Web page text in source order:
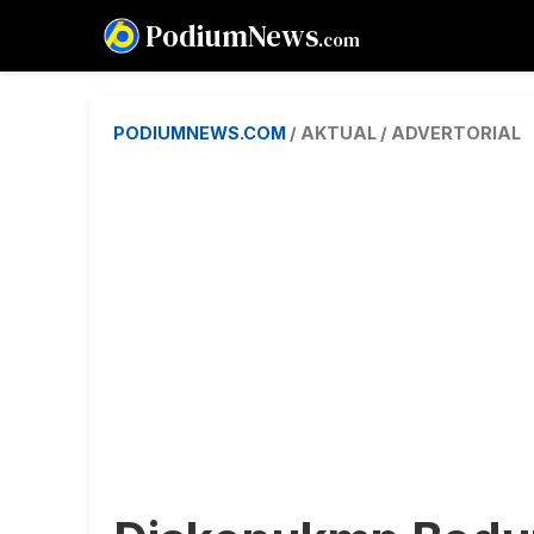
PodiumNews.com
PODIUMNEWS.COM / AKTUAL / ADVERTORIAL